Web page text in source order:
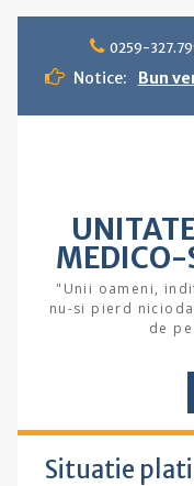
content
0259-
Notice: Bun
MEDICO-
"Unii oameni,
nu-si pierd
de
Situatie